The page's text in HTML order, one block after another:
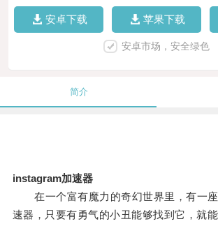
安卓下载 苹果下载
安卓市场，安全绿色
简介
instagram加速器
在一个富有魔力的奇幻世界里，有一座
速器，只要有勇气的小丑能够找到它，就